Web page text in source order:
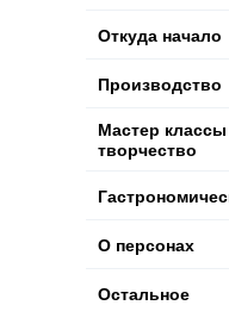
Откуда начало
Производство
Мастер
творчество
О персонах
Остальное